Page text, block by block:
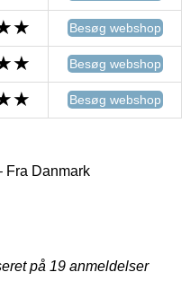
Besøg webshop
Besøg webshop
Besøg webshop
Fra Danmark
på 19 anmeldelser